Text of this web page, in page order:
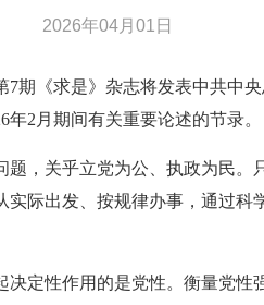
2026年04月01日
7期《求是》杂志将发表中共中
年2月期间有关重要论述的节录。
，关乎立党为公、执政为民
实际出发、按规律办事，通过
定性作用的是党性。衡量党